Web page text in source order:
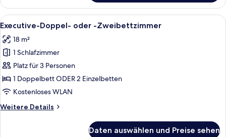
Doppelzimmer
zur
Einzelnutzung
Alle
Fotos
für
Executive-
Doppel-
oder
-
anzeigen
Ein modernes Hotelzimmer mit
11
Executive-Doppel- oder -Zweibettzimmer
18 m²
1 Schlafzimmer
Platz für 3 Personen
1 Doppelbett ODER 2 Einzelbetten
Kostenloses WLAN
Weitere Details
Weitere
Daten auswählen und Preise sehen